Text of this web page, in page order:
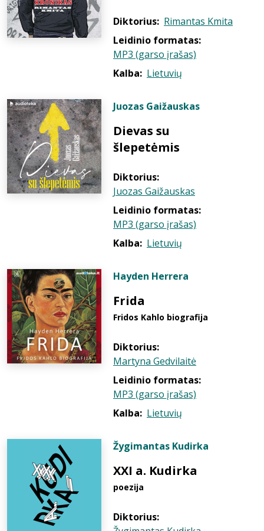
Diktorius: Rimantas Kmita
Leidinio formatas:
MP3 (garso įrašas)
Kalba: Lietuvių
Juozas Gaižauskas
Dievas su
šlepetėmis
Diktorius:
Juozas Gaižauskas
Leidinio formatas:
MP3 (garso įrašas)
Kalba: Lietuvių
Hayden Herrera
Frida
Fridos Kahlo biografija
Diktorius:
Martyna Gedvilaitė
Leidinio formatas:
MP3 (garso įrašas)
Kalba: Lietuvių
Žygimantas Kudirka
XXI a. Kudirka
poezija
Diktorius: